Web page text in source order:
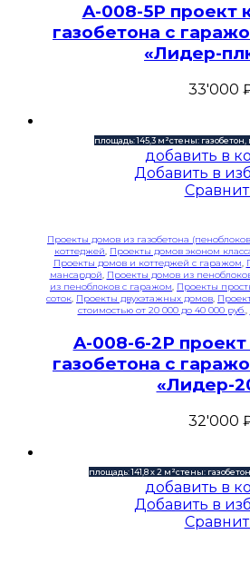
A-008-5P проект
газобетона с
«Лидер-
33'000
площадь: 145,3 м²стены:
добавить в
Добавить в
Проекты домов из газобетона
коттеджей, Проекты домов эконом
Проекты домов и коттеджей с гаражом,
мансардой, Проекты домов из
из пеноблоков с гаражом, Проекты
соток, Проекты двухэтажных домов,
стоимостью от 20 000 до 40 000 руб.,
A-008-6-2P
газобетона с
«Лидер-
32'000
площадь: 141,8 х 2 м²стены:
добавить в
Добавить в